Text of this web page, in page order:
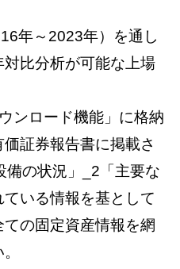
年～2023年）を通し
比分析が可能な上場
ンロード機能」に格納
証券報告書に掲載さ
備の状況」_2「主要な
いる情報を基として
の固定資産情報を網